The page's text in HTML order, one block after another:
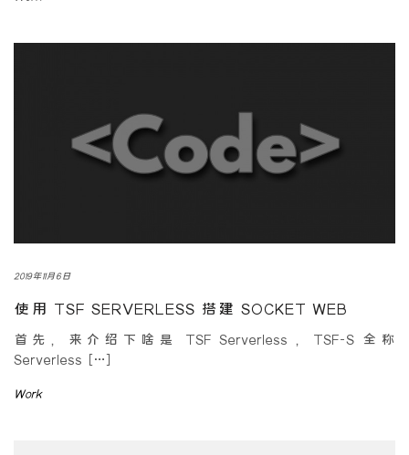
2019年11月6日
使用 TSF SERVERLESS 搭建 SOCKET WEB
首先，来介绍下啥是 TSF Serverless ，TSF-S 全称
Serverless […]
Work